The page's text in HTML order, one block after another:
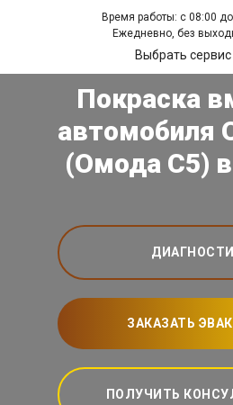
Время работы: с 08:00
Ежедневно, без
Выбрать сервис
Покраска
автомобиля
(Омода С5)
ЗАКАЗАТЬ
ПОЛУЧИТЬ